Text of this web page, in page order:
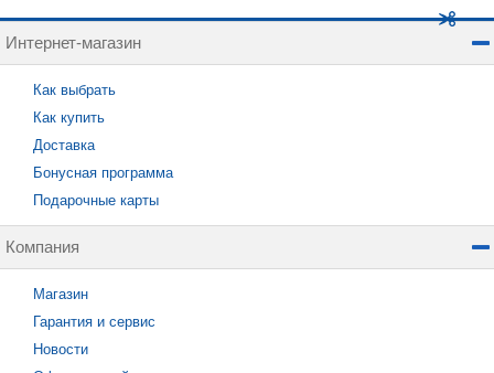
Интернет-магазин
Как выбрать
Как купить
Доставка
Бонусная программа
Подарочные карты
Компания
Магазин
Гарантия и сервис
Новости